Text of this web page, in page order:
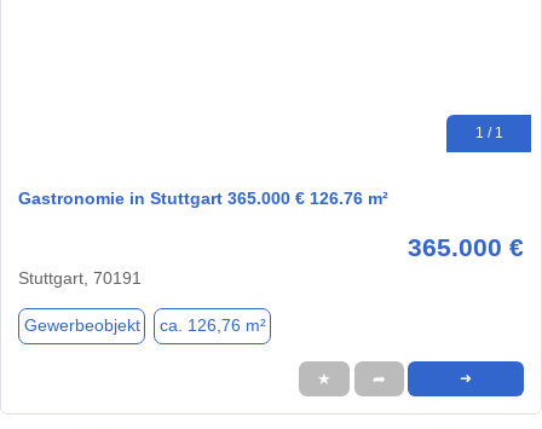
1 / 1
Gastronomie in Stuttgart 365.000 € 126.76 m²
365.000 €
Stuttgart, 70191
Gewerbeobjekt ca. 126,76 m²
★ ➦ ➜